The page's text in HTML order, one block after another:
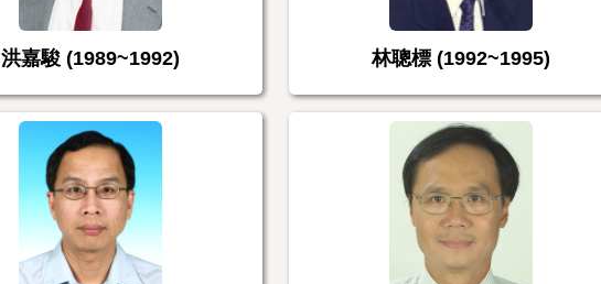
洪嘉駿 (1989~1992) 林聰標 (1992~1995)